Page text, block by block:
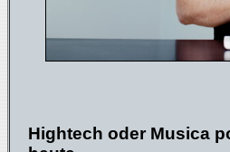
Hightech oder Musica